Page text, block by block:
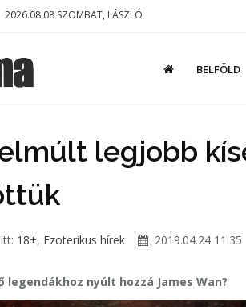
2026.08.08 SZOMBAT, LÁSZLÓ
BELFÖLD
legjobb
itt: 18+, Ezoterikus hírek 2019.04.24 11:35
legendákhoz nyúlt hozzá James Wan?